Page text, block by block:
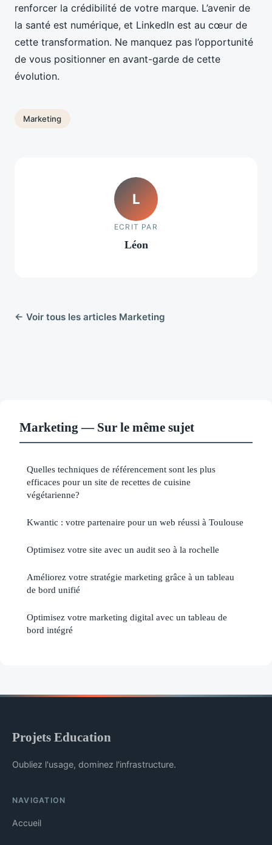
renforcer la crédibilité de votre marque. L’avenir de
la santé est numérique, et LinkedIn est au cœur de
cette transformation. Ne manquez pas l’opportunité
de vous positionner en avant-garde de cette
évolution.
Marketing
L
ECRIT PAR
Léon
← Voir tous les articles Marketing
Marketing — Sur le même sujet
Quelles techniques de référencement sont les plus
efficaces pour un site de recettes de cuisine
végétarienne?
Kwantic : votre partenaire pour un web réussi à Toulouse
Optimisez votre site avec un audit seo à la rochelle
Améliorez votre stratégie marketing grâce à un tableau
de bord unifié
Optimisez votre marketing digital avec un tableau de
bord intégré
Projets Education
Oubliez l'usage, dominez l'infrastructure.
NAVIGATION
Accueil